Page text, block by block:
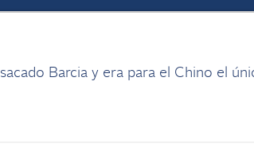
Barcia y era para el Chino el